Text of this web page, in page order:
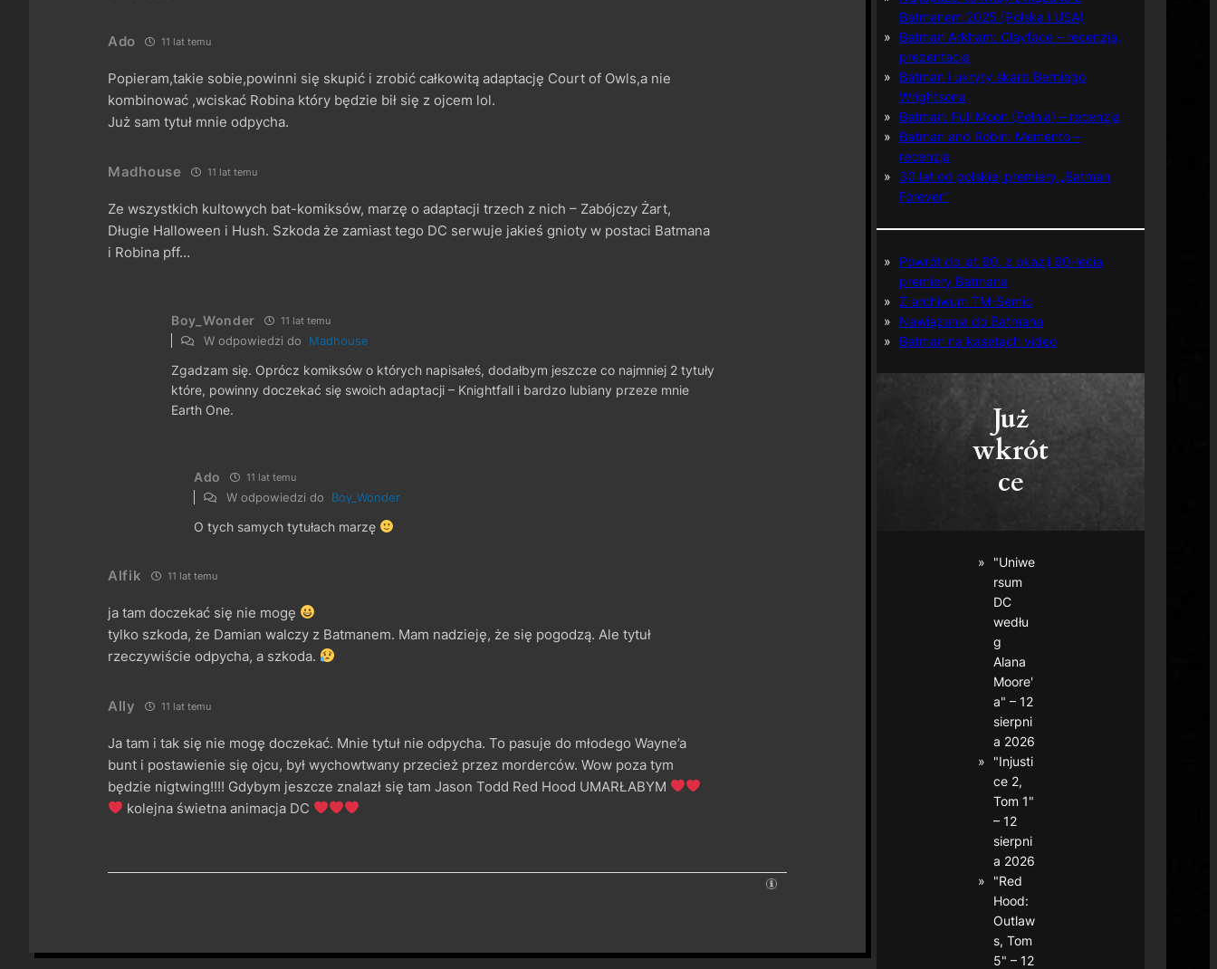
Ado 11 lat temu
Popieram,takie sobie,powinni się skupić i zrobić całkowitą adaptację Court of Owls,a nie
kombinować ,wciskać Robina który będzie bił się z ojcem lol.
Już sam tytuł mnie odpycha.
Madhouse 11 lat temu
Ze wszystkich kultowych bat-komiksów, marzę o adaptacji trzech z nich – Zabójczy Żart,
Długie Halloween i Hush. Szkoda że zamiast tego DC serwuje jakieś gnioty w postaci Batmana
i Robina pff…
Boy_Wonder 11 lat temu
W odpowiedzi do Madhouse
Zgadzam się. Oprócz komiksów o których napisałeś, dodałbym jeszcze co najmniej 2 tytuły
które, powinny doczekać się swoich adaptacji – Knightfall i bardzo lubiany przeze mnie
Earth One.
Ado 11 lat temu
W odpowiedzi do Boy_Wonder
O tych samych tytułach marzę
Alfik 11 lat temu
ja tam doczekać się nie mogę
tylko szkoda, że Damian walczy z Batmanem. Mam nadzieję, że się pogodzą. Ale tytuł
rzeczywiście odpycha, a szkoda.
Ally 11 lat temu
Ja tam i tak się nie mogę doczekać. Mnie tytuł nie odpycha. To pasuje do młodego Wayne’a
bunt i postawienie się ojcu, był wychowtwany przecież przez morderców. Wow poza tym
będzie nigtwing!!!! Gdybym jeszcze znalazł się tam Jason Todd Red Hood UMARŁABYM
kolejna świetna animacja DC
Batmanem 2025 (Polska i USA)
Batman Arkham: Clayface – recenzja,
prezentacja
Batman i ukryty skarb Berniego
Wrightsona
Batman: Full Moon (Pełnia) – recenzja
Batman and Robin: Memento –
recenzja
30 lat od polskiej premiery „Batman
Forever”
Powrót do lat 60. z okazji 60-lecia
premiery Batmana
Z archiwum TM-Semic
Nawiązania do Batmana
Batman na kasetach video
Już
wkrót
ce
"Uniwe
rsum
DC
wedłu
g
Alana
Moore'
a" – 12
sierpni
a 2026
"Injusti
ce 2,
Tom 1"
– 12
sierpni
a 2026
"Red
Hood:
Outlaw
s, Tom
5" – 12